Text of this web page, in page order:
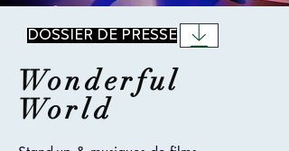
DOSSIER DE PRESSE
Wonderful
World